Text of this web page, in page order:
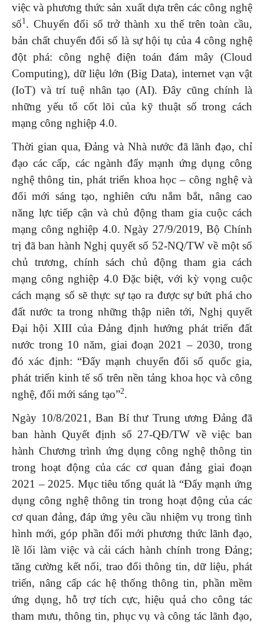
việc và phương thức sản xuất dựa trên các công nghệ
số1 . Chuyển đổi số trở thành xu thế trên toàn cầu,
bản chất chuyển đổi số là sự hội tụ của 4 công nghệ
đột phá: công nghệ điện toán đám mây (Cloud
Computing), dữ liệu lớn (Big Data), internet vạn vật
(IoT) và trí tuệ nhân tạo (AI). Đây cũng chính là
những yếu tố cốt lõi của kỹ thuật số trong cách
mạng công nghiệp 4.0.
Thời gian qua, Đảng và Nhà nước đã lãnh đạo, chỉ
đạo các cấp, các ngành đẩy mạnh ứng dụng công
nghệ thông tin, phát triển khoa học – công nghệ và
đổi mới sáng tạo, nghiên cứu nắm bắt, nâng cao
năng lực tiếp cận và chủ động tham gia cuộc cách
mạng công nghiệp 4.0. Ngày 27/9/2019, Bộ Chính
trị đã ban hành Nghị quyết số 52-NQ/TW về một số
chủ trương, chính sách chủ động tham gia cách
mạng công nghiệp 4.0 Đặc biệt, với kỳ vọng cuộc
cách mạng số sẽ thực sự tạo ra được sự bứt phá cho
đất nước ta trong những thập niên tới, Nghị quyết
Đại hội XIII của Đảng định hướng phát triển đất
nước trong 10 năm, giai đoạn 2021 – 2030, trong
đó xác định: “Đẩy mạnh chuyển đổi số quốc gia,
phát triển kinh tế số trên nền tảng khoa học và công
nghệ, đổi mới sáng tạo”2.
Ngày 10/8/2021, Ban Bí thư Trung ương Đảng đã
ban hành Quyết định số 27-QĐ/TW về việc ban
hành Chương trình ứng dụng công nghệ thông tin
trong hoạt động của các cơ quan đảng giai đoạn
2021 – 2025. Mục tiêu tổng quát là “Đẩy mạnh ứng
dụng công nghệ thông tin trong hoạt động của các
cơ quan đảng, đáp ứng yêu cầu nhiệm vụ trong tình
hình mới, góp phần đổi mới phương thức lãnh đạo,
lề lối làm việc và cải cách hành chính trong Đảng;
tăng cường kết nối, trao đổi thông tin, dữ liệu, phát
triển, nâng cấp các hệ thống thông tin, phần mềm
ứng dụng, hỗ trợ tích cực, hiệu quả cho công tác
tham mưu, thông tin, phục vụ và công tác lãnh đạo,